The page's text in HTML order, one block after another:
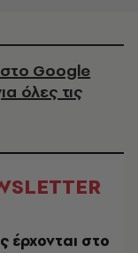
Google
όλες τις
έρχονται στο